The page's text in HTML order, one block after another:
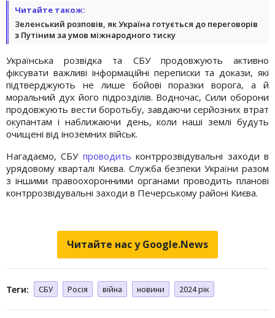
Читайте також:
Зеленський розповів, як Україна готується до переговорів
з Путіним за умов міжнародного тиску
Українська розвідка та СБУ продовжують активно
фіксувати важливі інформаційні переписки та докази, які
підтверджують не лише бойові поразки ворога, а й
моральний дух його підрозділів. Водночас, Сили оборони
продовжують вести боротьбу, завдаючи серйозних втрат
окупантам і наближаючи день, коли наші землі будуть
очищені від іноземних військ.
Нагадаємо, СБУ проводить контррозвідувальні заходи в
урядовому кварталі Києва. Служба безпеки України разом
з іншими правоохоронними органами проводить планові
контррозвідувальні заходи в Печерському районі Києва.
Читайте нас у Google.News
Теги: СБУ Росія війна новини 2024 рік